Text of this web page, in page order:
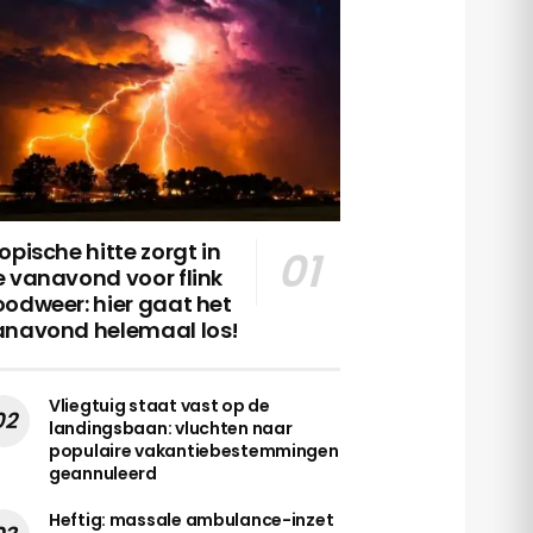
hitte zorgt in
vanavond voor flink
hier gaat het
helemaal los!
Vliegtuig staat vast op de
landingsbaan: vluchten naar
populaire vakantiebestemmingen
geannuleerd
Heftig: massale ambulance-inzet